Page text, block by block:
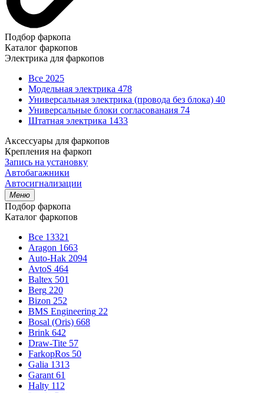
Подбор фаркопа
Каталог фаркопов
Электрика для фаркопов
Все 2025
Модельная электрика 478
Универсальная электрика (провода без блока) 40
Универсальные блоки согласованаия 74
Штатная электрика 1433
Аксессуары для фаркопов
Крепления на фаркоп
Запись на установку
Автобагажники
Автосигнализации
Меню
Подбор фаркопа
Каталог фаркопов
Все 13321
Aragon 1663
Auto-Hak 2094
AvtoS 464
Baltex 501
Berg 220
Bizon 252
BMS Engineering 22
Bosal (Oris) 668
Brink 642
Draw-Tite 57
FarkopRos 50
Galia 1313
Garant 61
Halty 112